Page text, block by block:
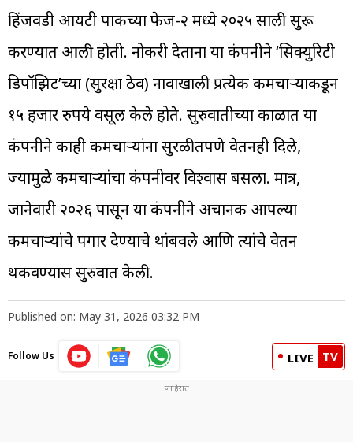
हिंजवडी आयटी पार्कच्या फेज-२ मध्ये २०२५ साली सुरू
करण्यात आली होती. नोकरी देताना या कंपनीने ‘सिक्युरिटी
डिपॉझिट’च्या (सुरक्षा ठेव) नावाखाली प्रत्येक कर्मचाऱ्याकडून
१५ हजार रुपये वसूल केले होते. सुरुवातीच्या काळात या
कंपनीने काही कर्मचाऱ्यांना सुरळीतपणे वेतनही दिले,
ज्यामुळे कर्मचाऱ्यांचा कंपनीवर विश्वास बसला. मात्र,
जानेवारी २०२६ पासून या कंपनीने अचानक आपल्या
कर्मचाऱ्यांचे पगार देण्याचे थांबवले आणि त्यांचे वेतन
थकवण्यास सुरुवात केली.
Published on: May 31, 2026 03:32 PM
Follow Us LIVE TV